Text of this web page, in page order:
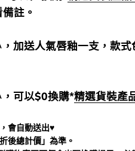
註。
加送人氣唇釉一支，款式
可以$0換購*精選貨裝產
會自動送出♥
後總計價」為準。